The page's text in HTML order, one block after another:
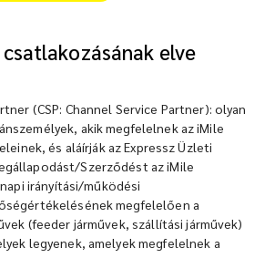
csatlakozásának elve
(CSP: Channel Service Partner): olyan
akik megfelelnek az iMile
és aláírják az Expressz Üzleti
Szerződést az iMile
irányítási/működési
megfelelően a
(feeder járművek, szállítási járművek)
legyenek, amelyek megfelelnek a